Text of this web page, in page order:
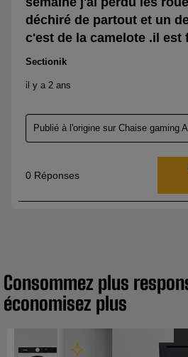
Consommez plus
économisez plus